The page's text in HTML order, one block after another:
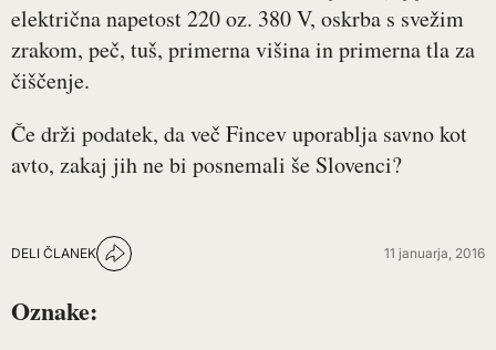
električna napetost 220 oz. 380 V, oskrba s svežim
zrakom, peč, tuš, primerna višina in primerna tla za
čiščenje.
Če drži podatek, da več Fincev uporablja savno kot
avto, zakaj jih ne bi posnemali še Slovenci?
DELI ČLANEK 11 januarja, 2016
Oznake: